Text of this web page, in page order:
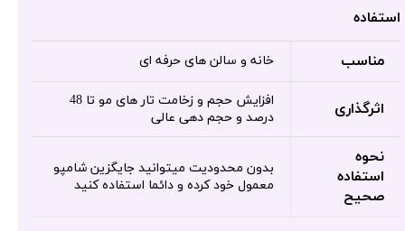
استفاده
مناسب خانه و سالن های حرفه ای
اثرگذاری
افزایش حجم و زخامت تار های مو تا 48
درصد و حجم دهی عالی
نحوه
استفاده
صحیح
بدون محدودیت میتوانید جایگزین شامپو
معمول خود کرده و دائما استفاده کنید